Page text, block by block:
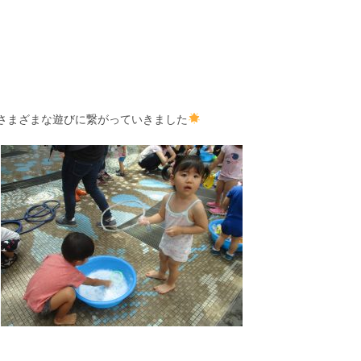
ざまな遊びに繋がっていきました